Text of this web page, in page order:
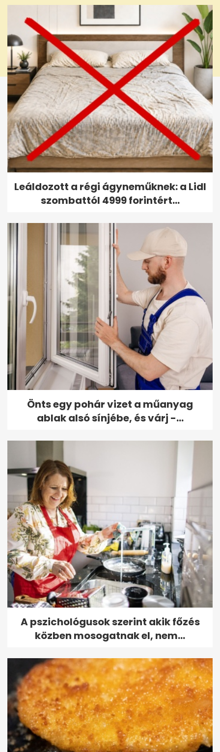
Leáldozott a régi ágyneműknek: a Lidl
szombattól 4999 forintért...
Önts egy pohár vizet a műanyag
ablak alsó sínjébe, és várj -...
A pszichológusok szerint akik főzés
közben mosogatnak el, nem...